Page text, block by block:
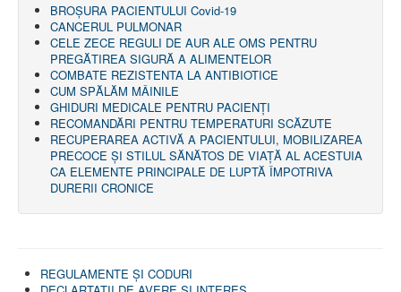
BROȘURA PACIENTULUI Covid-19
CANCERUL PULMONAR
CELE ZECE REGULI DE AUR ALE OMS PENTRU
PREGĂTIREA SIGURĂ A ALIMENTELOR
COMBATE REZISTENTA LA ANTIBIOTICE
CUM SPĂLĂM MÂINILE
GHIDURI MEDICALE PENTRU PACIENȚI
RECOMANDĂRI PENTRU TEMPERATURI SCĂZUTE
RECUPERAREA ACTIVĂ A PACIENTULUI, MOBILIZAREA
PRECOCE ȘI STILUL SĂNĂTOS DE VIAȚĂ AL ACESTUIA
CA ELEMENTE PRINCIPALE DE LUPTĂ ÎMPOTRIVA
DURERII CRONICE
REGULAMENTE ŞI CODURI